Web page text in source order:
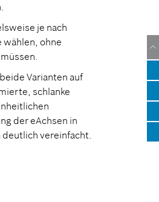
je nach
wählen, ohne
Varianten auf
schlanke
der eAchsen in
vereinfacht.